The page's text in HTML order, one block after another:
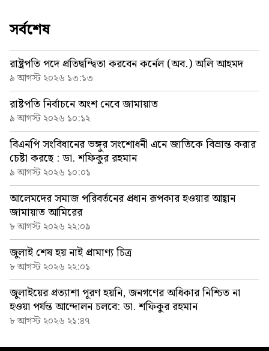
সর্বশেষ
রাষ্ট্রপতি পদে প্রতিদ্বন্দ্বিতা করবেন কর্নেল (অব.) অলি আহমদ
৯ আগস্ট ২০২৬ ১৩:১৩
রাষ্টপতি নির্বাচনে অংশ নেবে জামায়াত
৯ আগস্ট ২০২৬ ১০:১২
বিএনপি সংবিধানের ভঙ্গুর সংশোধনী এনে জাতিকে বিভ্রান্ত করার
চেষ্টা করছে : ডা. শফিকুর রহমান
৯ আগস্ট ২০২৬ ১০:০১
আলেমদের সমাজ পরিবর্তনের প্রধান রূপকার হওয়ার আহ্বান
জামায়াত আমিরের
৮ আগস্ট ২০২৬ ২২:০৯
জুলাই শেষ হয় নাই প্রামাণ্য চিত্র
৮ আগস্ট ২০২৬ ২২:০১
জুলাইয়ের প্রত্যাশা পূরণ হয়নি, জনগণের অধিকার নিশ্চিত না
হওয়া পর্যন্ত আন্দোলন চলবে: ডা. শফিকুর রহমান
৮ আগস্ট ২০২৬ ২১:৪৭